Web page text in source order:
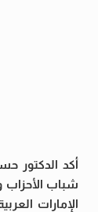
أكد الدكتور
شباب الأحزاب
الإمارات